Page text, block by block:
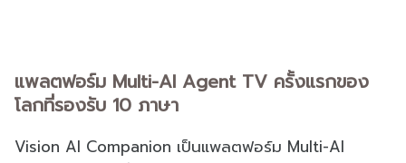
แพลตฟอร์ม Multi-AI Agent TV ครั้งแรกของ
โลกที่รองรับ 10 ภาษา
Vision AI Companion เป็นแพลตฟอร์ม Multi-AI